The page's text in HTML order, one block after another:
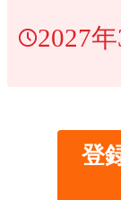
2027
登